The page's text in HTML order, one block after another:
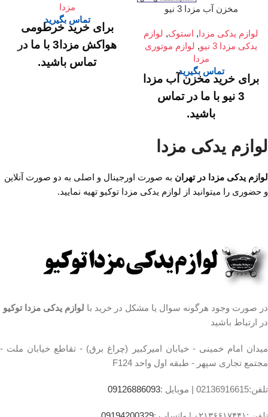
مخزن‌ آب‌ مزدا 3 نیو
لوازم یدکی مزدا, استوک, لوازم
یدکی مزدا 3 نیو
, لوازم موتوری
مزدا
تماس بگیرید
برای خرید مخزن آب مزدا
3 نیو با
ما در تماس
باشید.
آدرس :میدان امام
خمینی، خیابان امیرکبیر
(چراغ برق)، تقاطع
خیابان ملت ،مجتمع
ساعت کار فروشگاه
:روزهای رسمی ساعت
شماره تماس ما :
۰۹۱۲۶۸۸۶۰۹۳ واتساپ
مزدا
تماس بگیرید
برای خرید خرطومی
هواکش مزدا3 با ما در
تماس باشید.
واحد F124
ساعت کار فروشگاه
ساعت 9 الی 14
شماره تماس ما :
۰۹۱۲۶۸۸۶۰۹۳ واتساپ
لوازم یدکی مزدا
لوازم یدکی مزدا در تهران به صورت اورجینال و اصلی به دو صورت آنلاین
و حضوری را میتوانید از لوازم یدکی مزدا توکیو تهیه نمایید.
در صورت وجود هرگونه سوال یا مشکل در خرید با لوازم یدکی مزدا توکیو
در ارتباط باشید
میدان امام خمینی - خیابان امیرکبیر (چراغ برق) - تقاطع خیابان ملت -
مجتمع تجاری سپهر - طبقه اول واحد F124
تلفن:02136916615 | موبایل :09126886093